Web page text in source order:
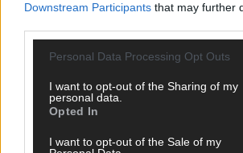
Downstream Participants that may further
Personal Data Processing Opt Outs
I want to opt-out of the Sharing of my
personal data.
Opted In
I want to opt-out of the Sale of my
SCHNELL ZUM RESSORT
Nachrichten